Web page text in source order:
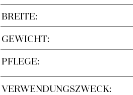
BREITE:
GEWICHT:
PFLEGE:
VERWENDUNGSZWECK: